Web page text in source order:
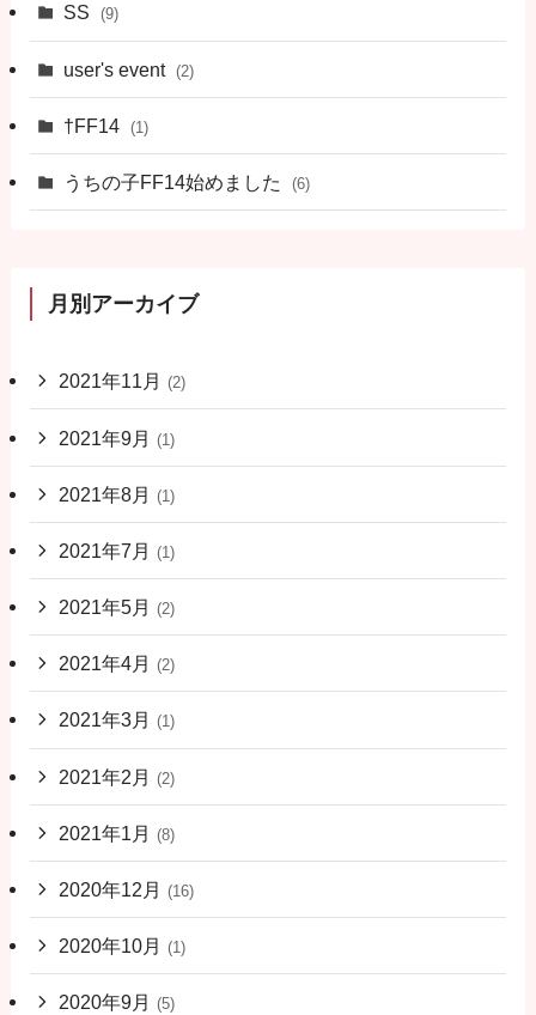
SS (9)
user's event (2)
†FF14 (1)
うちの子FF14始めました (6)
月別アーカイブ
2021年11月 (2)
2021年9月 (1)
2021年8月 (1)
2021年7月 (1)
2021年5月 (2)
2021年4月 (2)
2021年3月 (1)
2021年2月 (2)
2021年1月 (8)
2020年12月 (16)
2020年10月 (1)
2020年9月 (5)